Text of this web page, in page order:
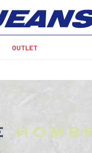
OUTLET